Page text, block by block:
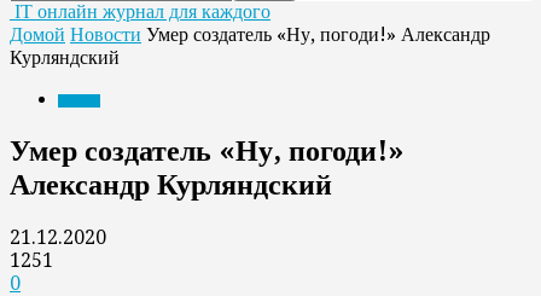
IT онлайн журнал для каждого
Домой Новости Умер создатель «Ну, погоди!» Александр
Курляндский
Умер создатель «Ну, погоди!»
Александр Курляндский
21.12.2020
1251
0